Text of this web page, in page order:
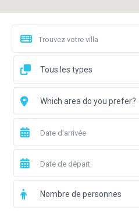
Tous les types
Which area do you prefer?
Nombre de personnes